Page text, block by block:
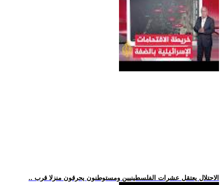
.. الاحتلال يعتقل عشرات الفلسطينيين ومستوطنون يحرقون منزلا قرب